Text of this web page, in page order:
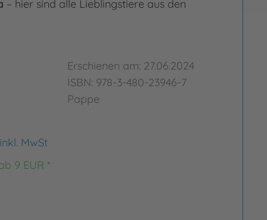
– hier sind alle Lieblingstiere aus den
Erschienen am: 27.06.2024
ISBN: 978-3-480-23946-7
Pappe
MwSt
9 EUR *